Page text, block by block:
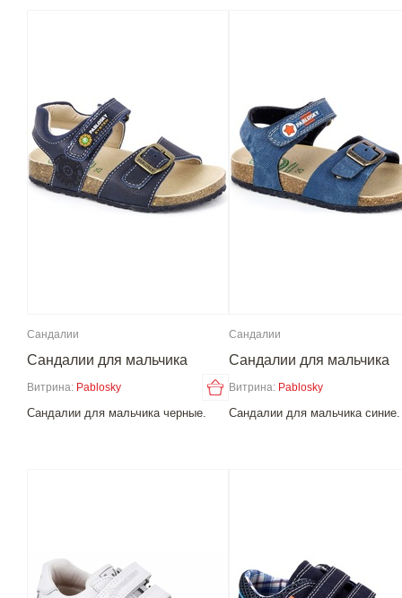
Сандалии
Сандалии для мальчика
Витрина: Pablosky
Сандалии для мальчика черные.
Сандалии
Сандалии для мальчика
Витрина: Pablosky
Сандалии для мальчика синие.